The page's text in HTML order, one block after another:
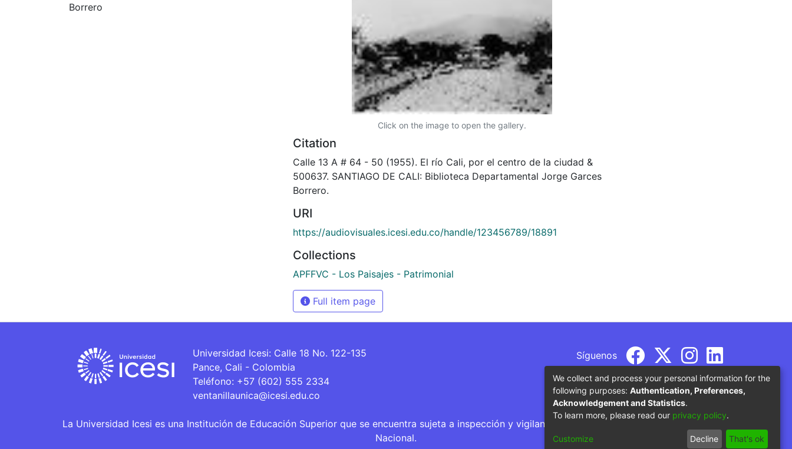
Borrero
Click on the image to open the gallery.
Citation
Calle 13 A # 64 - 50 (1955). El río Cali, por el centro de la ciudad &
500637. SANTIAGO DE CALI: Biblioteca Departamental Jorge Garces
Borrero.
URI
https://audiovisuales.icesi.edu.co/handle/123456789/18891
Collections
APFFVC - Los Paisajes - Patrimonial
Full item page
Universidad Icesi: Calle 18 No. 122-135
Pance, Cali - Colombia
Teléfono: +57 (602) 555 2334
ventanillaunica@icesi.edu.co
Síguenos
La Universidad Icesi es una Institución de Educación Superior que se encuentra sujeta a inspección y vigilancia por parte del Ministerio de Educación
Nacional.
We collect and process your personal information for the
following purposes: Authentication, Preferences,
Acknowledgement and Statistics.
To learn more, please read our privacy policy.
Customize Decline That's ok